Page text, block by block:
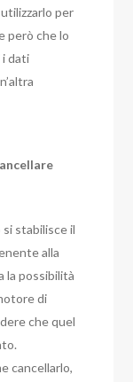
per
però che lo
i dati
si stabilisce il
alla
la possibilità
di
che quel
cancellarlo,